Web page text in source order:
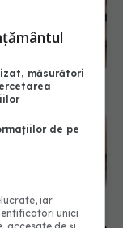
măsurători
de pe
iar
unici